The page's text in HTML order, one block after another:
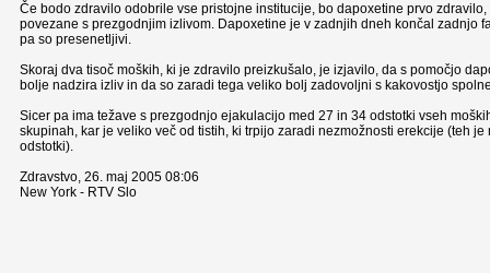
Če bodo zdravilo odobrile vse pristojne institucije, bo dapoxetine prvo
povezane s prezgodnjim izlivom. Dapoxetine je v zadnjih dneh končal zadnjo
pa so presenetljivi.
Skoraj dva tisoč moških, ki je zdravilo preizkušalo, je izjavilo, da s pomočjo
bolje nadzira izliv in da so zaradi tega veliko bolj zadovoljni s kakovostjo
Sicer pa ima težave s prezgodnjo ejakulacijo med 27 in 34 odstotki vseh
skupinah, kar je veliko več od tistih, ki trpijo zaradi nezmožnosti erekcije (teh je
odstotki).
Zdravstvo, 26. maj 2005 08:06
New York - RTV Slo